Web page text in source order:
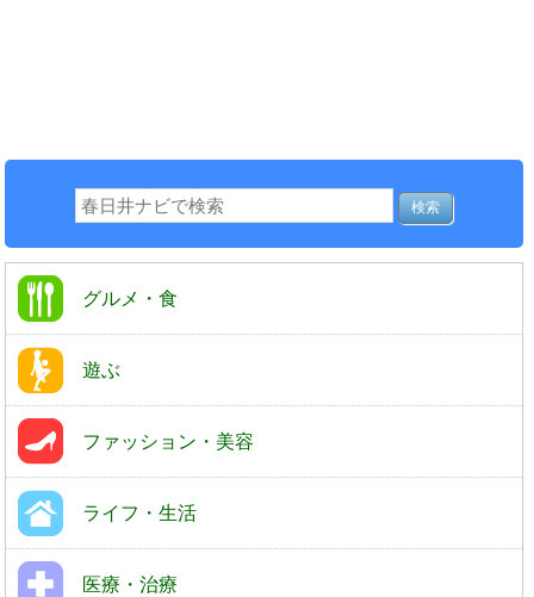
グルメ・食
遊ぶ
ファッション・美容
ライフ・生活
医療・治療